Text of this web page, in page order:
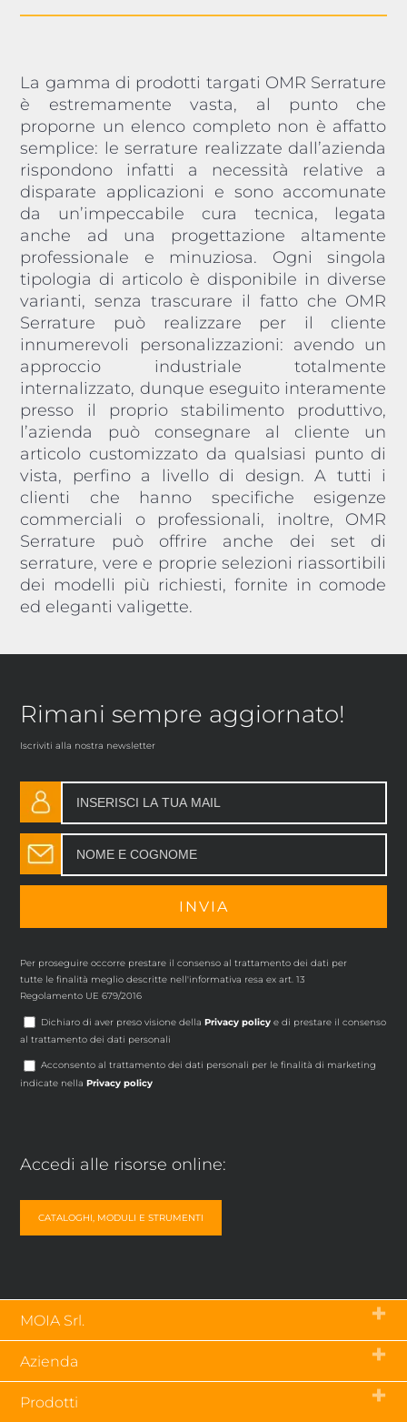
La gamma di prodotti targati OMR Serrature
è estremamente vasta, al punto che
proporne un elenco completo non è affatto
semplice: le serrature realizzate dall’azienda
rispondono infatti a necessità relative a
disparate applicazioni e sono accomunate
da un’impeccabile cura tecnica, legata
anche ad una progettazione altamente
professionale e minuziosa. Ogni singola
tipologia di articolo è disponibile in diverse
varianti, senza trascurare il fatto che OMR
Serrature può realizzare per il cliente
innumerevoli personalizzazioni: avendo un
approccio industriale totalmente
internalizzato, dunque eseguito interamente
presso il proprio stabilimento produttivo,
l’azienda può consegnare al cliente un
articolo customizzato da qualsiasi punto di
vista, perfino a livello di design. A tutti i
clienti che hanno specifiche esigenze
commerciali o professionali, inoltre, OMR
Serrature può offrire anche dei set di
serrature, vere e proprie selezioni riassortibili
dei modelli più richiesti, fornite in comode
ed eleganti valigette.
Rimani sempre aggiornato!
Iscriviti alla nostra newsletter
Per proseguire occorre prestare il consenso al trattamento dei dati per
tutte le finalità meglio descritte nell'informativa resa ex art. 13
Regolamento UE 679/2016
Dichiaro di aver preso visione dellaPrivacy policy e di prestare il consenso
al trattamento dei dati personali
Acconsento al trattamento dei dati personali per le finalità di marketing
indicate nellaPrivacy policy
Accedi alle risorse online:
CATALOGHI, MODULI E STRUMENTI
MOIA Srl.
Via Tetti dell’Oleo, 55 – 10071
Borgaro Torinese (To) – Italia
fax +39 011 470 50 56
Azienda
Contatti
Prodotti